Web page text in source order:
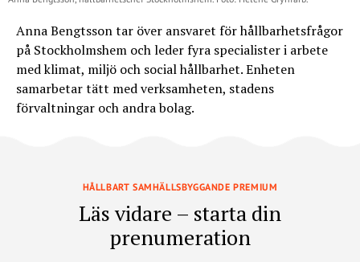
Anna Bengtsson tar över ansvaret för hållbarhetsfrågor
på Stockholmshem och leder fyra specialister i arbete
med klimat, miljö och social hållbarhet. Enheten
samarbetar tätt med verksamheten, stadens
förvaltningar och andra bolag.
HÅLLBART SAMHÄLLSBYGGANDE PREMIUM
Läs vidare – starta din
prenumeration